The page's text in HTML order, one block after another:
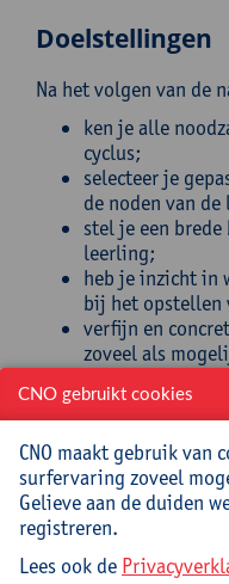
Doelstellingen
Na het volgen van de
ken je alle
cyclus;
selecteer je
de noden van
stel je een
leerling;
heb je inzicht in
bij het opstellen
verfijn en
zoveel als
voor een IAC;
heb je inspiratie
hervormen;
pas je de
optimaliseer je
Doelgroep
CNO gebruikt cookies
CNO maakt gebruik van
surfervaring zoveel
Gelieve aan de duiden
registreren.
Lees ook de